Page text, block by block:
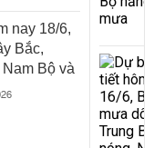
nay 18/6,
Bắc,
Bộ và
xen mưa